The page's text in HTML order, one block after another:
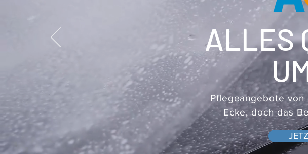
ALLES
Pflegeangebote von
Ecke, doch das